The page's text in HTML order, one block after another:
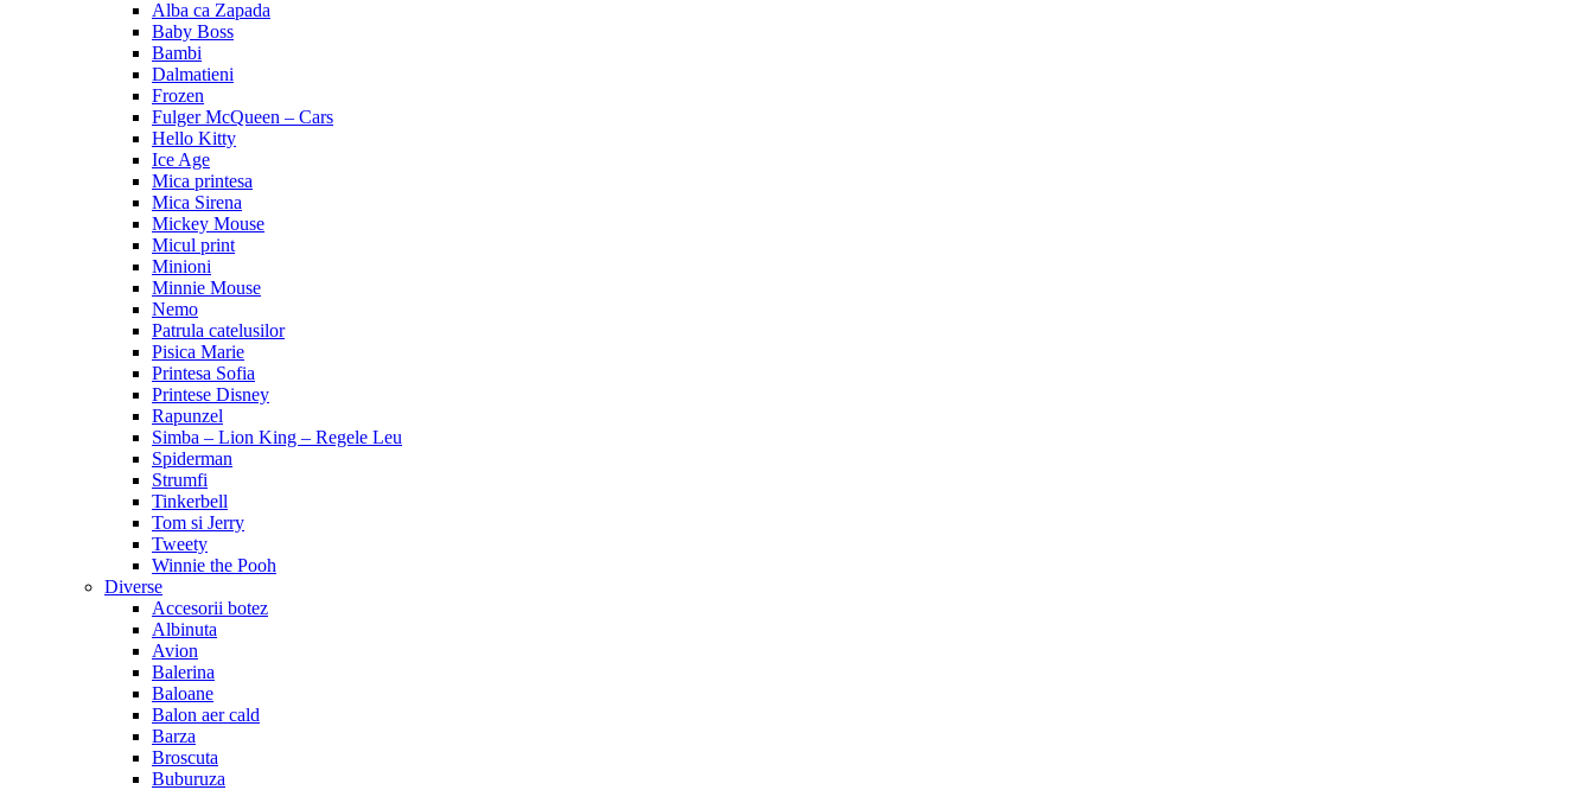
Alba ca Zapada
Baby Boss
Bambi
Dalmatieni
Frozen
Fulger McQueen – Cars
Hello Kitty
Ice Age
Mica printesa
Mica Sirena
Mickey Mouse
Micul print
Minioni
Minnie Mouse
Nemo
Patrula catelusilor
Pisica Marie
Printesa Sofia
Printese Disney
Rapunzel
Simba – Lion King – Regele Leu
Spiderman
Strumfi
Tinkerbell
Tom si Jerry
Tweety
Winnie the Pooh
Diverse
Accesorii botez
Albinuta
Avion
Balerina
Baloane
Balon aer cald
Barza
Broscuta
Buburuza